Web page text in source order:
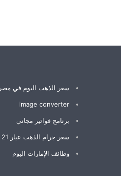
سعر الذهب اليوم في مصر
image converter
برنامج فواتير مجاني
سعر جرام الذهب عيار 21 سعر الذهب اليوم
وظائف الإمارات اليوم